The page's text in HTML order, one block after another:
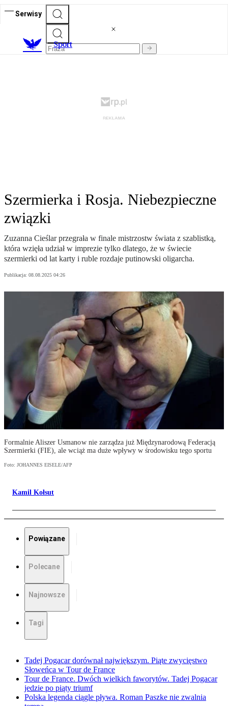
Serwisy
Sport
Szermierka i Rosja. Niebezpieczne
związki
Zuzanna Cieślar przegrała w finale mistrzostw świata z szablistką,
która wzięła udział w imprezie tylko dlatego, że w świecie
szermierki od lat karty i ruble rozdaje putinowski oligarcha.
Publikacja: 08.08.2025 04:26
Formalnie Aliszer Usmanow nie zarządza już Międzynarodową Federacją
Szermierki (FIE), ale wciąż ma duże wpływy w środowisku tego sportu
Foto: JOHANNES EISELE/AFP
Kamil Kołsut
Powiązane
Polecane
Najnowsze
Tagi
Tadej Pogacar dorównał największym. Piąte zwycięstwo
Słoweńca w Tour de France
Tour de France. Dwóch wielkich faworytów. Tadej Pogacar
jedzie po piąty triumf
Polska legenda ciągle pływa. Roman Paszke nie zwalnia